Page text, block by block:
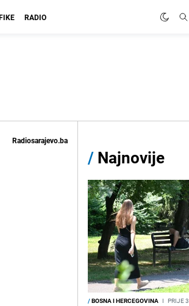
RADIO
Radiosarajevo.ba
/ Najnovije
/BOSNA I HERCEGOVINA I PRIJE